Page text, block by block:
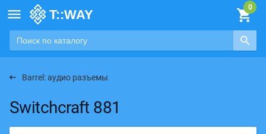

Barrel: аудио разъемы
Switchcraft 881